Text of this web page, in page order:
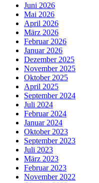
Juni 2026
Mai 2026
April 2026
März 2026
Februar 2026
Januar 2026
Dezember 2025
November 2025
Oktober 2025
April 2025
September 2024
Juli 2024
Februar 2024
Januar 2024
Oktober 2023
September 2023
Juli 2023
März 2023
Februar 2023
November 2022